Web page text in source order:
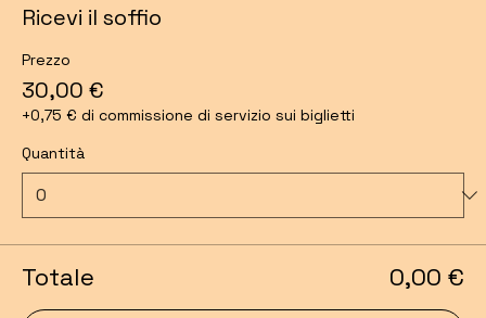
Ricevi il soffio
Prezzo
30,00 €
+0,75 € di commissione di servizio sui biglietti
Quantità
Totale 0,00 €